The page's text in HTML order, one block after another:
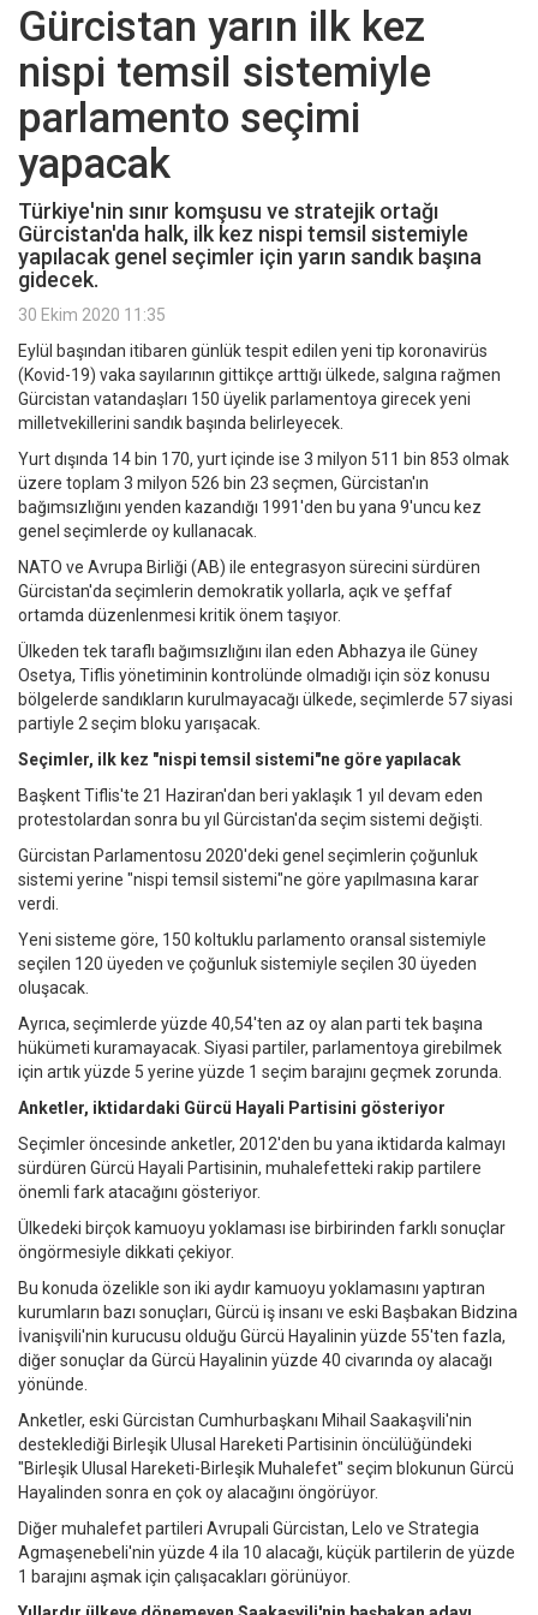
Gürcistan yarın ilk kez
nispi temsil sistemiyle
parlamento seçimi
yapacak
Türkiye'nin sınır komşusu ve stratejik ortağı
Gürcistan'da halk, ilk kez nispi temsil sistemiyle
yapılacak genel seçimler için yarın sandık başına
gidecek.
30 Ekim 2020 11:35
Eylül başından itibaren günlük tespit edilen yeni tip koronavirüs
(Kovid-19) vaka sayılarının gittikçe arttığı ülkede, salgına rağmen
Gürcistan vatandaşları 150 üyelik parlamentoya girecek yeni
milletvekillerini sandık başında belirleyecek.
Yurt dışında 14 bin 170, yurt içinde ise 3 milyon 511 bin 853 olmak
üzere toplam 3 milyon 526 bin 23 seçmen, Gürcistan'ın
bağımsızlığını yenden kazandığı 1991'den bu yana 9'uncu kez
genel seçimlerde oy kullanacak.
NATO ve Avrupa Birliği (AB) ile entegrasyon sürecini sürdüren
Gürcistan'da seçimlerin demokratik yollarla, açık ve şeffaf
ortamda düzenlenmesi kritik önem taşıyor.
Ülkeden tek taraflı bağımsızlığını ilan eden Abhazya ile Güney
Osetya, Tiflis yönetiminin kontrolünde olmadığı için söz konusu
bölgelerde sandıkların kurulmayacağı ülkede, seçimlerde 57 siyasi
partiyle 2 seçim bloku yarışacak.
Seçimler, ilk kez "nispi temsil sistemi"ne göre yapılacak
Başkent Tiflis'te 21 Haziran'dan beri yaklaşık 1 yıl devam eden
protestolardan sonra bu yıl Gürcistan'da seçim sistemi değişti.
Gürcistan Parlamentosu 2020'deki genel seçimlerin çoğunluk
sistemi yerine "nispi temsil sistemi"ne göre yapılmasına karar
verdi.
Yeni sisteme göre, 150 koltuklu parlamento oransal sistemiyle
seçilen 120 üyeden ve çoğunluk sistemiyle seçilen 30 üyeden
oluşacak.
Ayrıca, seçimlerde yüzde 40,54'ten az oy alan parti tek başına
hükümeti kuramayacak. Siyasi partiler, parlamentoya girebilmek
için artık yüzde 5 yerine yüzde 1 seçim barajını geçmek zorunda.
Anketler, iktidardaki Gürcü Hayali Partisini gösteriyor
Seçimler öncesinde anketler, 2012'den bu yana iktidarda kalmayı
sürdüren Gürcü Hayali Partisinin, muhalefetteki rakip partilere
önemli fark atacağını gösteriyor.
Ülkedeki birçok kamuoyu yoklaması ise birbirinden farklı sonuçlar
öngörmesiyle dikkati çekiyor.
Bu konuda özelikle son iki aydır kamuoyu yoklamasını yaptıran
kurumların bazı sonuçları, Gürcü iş insanı ve eski Başbakan Bidzina
İvanişvili'nin kurucusu olduğu Gürcü Hayalinin yüzde 55'ten fazla,
diğer sonuçlar da Gürcü Hayalinin yüzde 40 civarında oy alacağı
yönünde.
Anketler, eski Gürcistan Cumhurbaşkanı Mihail Saakaşvili'nin
desteklediği Birleşik Ulusal Hareketi Partisinin öncülüğündeki
"Birleşik Ulusal Hareketi-Birleşik Muhalefet" seçim blokunun Gürcü
Hayalinden sonra en çok oy alacağını öngörüyor.
Diğer muhalefet partileri Avrupali Gürcistan, Lelo ve Strategia
Agmaşenebeli'nin yüzde 4 ila 10 alacağı, küçük partilerin de yüzde
1 barajını aşmak için çalışacakları görünüyor.